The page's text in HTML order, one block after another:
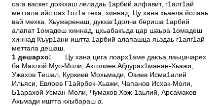
сага васкет доккхаш леладаь 1арбий алфавит, г1алг1ай
меттала ийс оаз 1от1а теха, хиннад. Цу хана хьаела йолаяь
вай мехка. Хьужаренаш, дукхаг1долча бериша 1арбий
алапат 1омадеш хиннад, цхьабакъда цар шаьра 1омадеш
хиннад Къур1ани иштта 1арбий алапашца яьздаь г1алг1ай
меттала дешаш.
1 дешархо: Цу хана цига лоарх1аме дакъа лаьцачарех
ба Махлой Мус-Моли, Актолиев Абдурах1манан-Хьажи,
Ужахов Тешал, Куркиев Мохьмади, Озиев Исма1алий
Ильяси, Евлоев Г1айрбек-Хьажи, Чапанов Исхак-Моли,
Б1арахой Усман-Моли, Чумаков Хож-1аьлий, Арсамаков
Ахьмади иштта кхыбараш а.